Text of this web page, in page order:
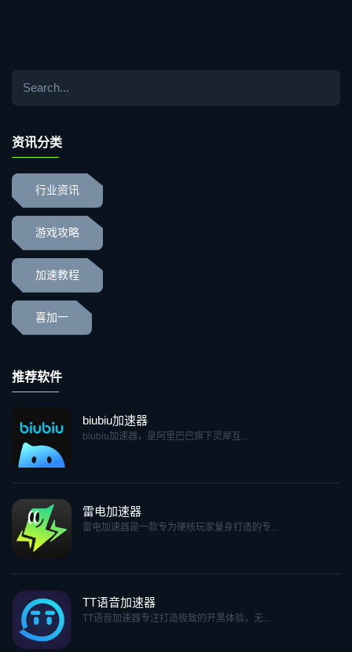
资讯分类
行业资讯
游戏攻略
加速教程
喜加一
推荐软件
biubiu加速器
biubiu加速器，是阿里巴巴旗下灵犀互...
雷电加速器
雷电加速器是一款专为硬核玩家量身打造的专...
TT语音加速器
TT语音加速器专注打造极致的开黑体验，无...